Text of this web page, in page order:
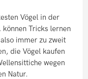
Vögel in der
Tricks lernen
immer zu zweit
die Vögel kaufen
wegen
Natur.